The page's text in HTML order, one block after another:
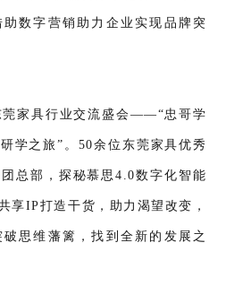
数字营销助力企业实现品牌突
莞家具行业交流盛会——“忠哥学
学之旅”。50余位东莞家具优秀
总部，探秘慕思4.0数字化智能
享IP打造干货，助力渴望改变，
思维藩篱，找到全新的发展之